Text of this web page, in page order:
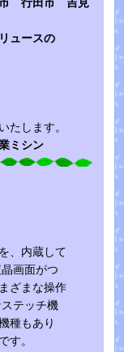
行田市 吉見
ュースの
たします。
ミシン
、内蔵して
画面がつ
ざまな操作
テッチ機
種もあり
す。